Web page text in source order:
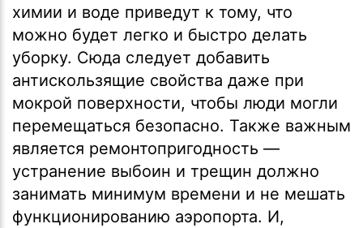
химии и воде приведут к тому, что
можно будет легко и быстро делать
уборку. Сюда следует добавить
антискользящие свойства даже при
мокрой поверхности, чтобы люди могли
перемещаться безопасно. Также важным
является ремонтопригодность —
устранение выбоин и трещин должно
занимать минимум времени и не мешать
функционированию аэропорта. И,